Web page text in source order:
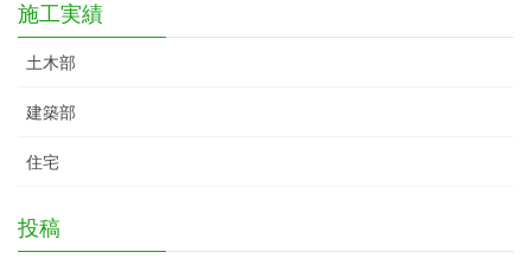
施工実績
土木部
建築部
住宅
投稿